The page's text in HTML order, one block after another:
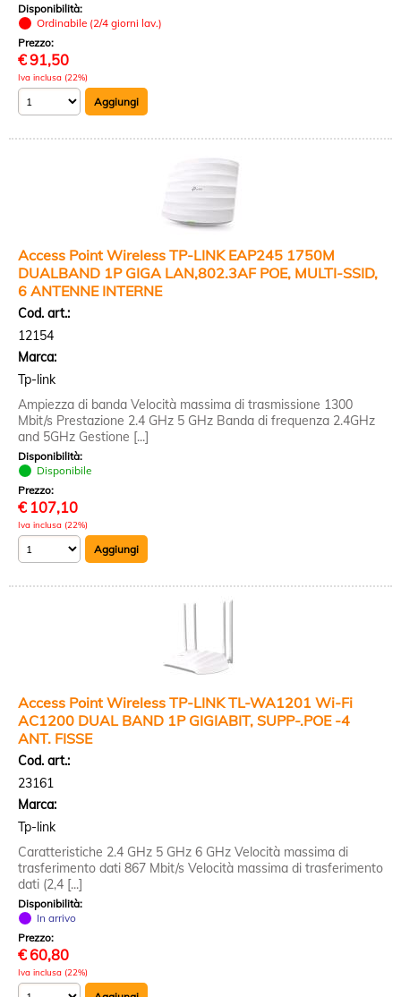
Disponibilità:
Ordinabile (2/4 giorni lav.)
Prezzo:
€91,50
Iva inclusa (22%)
Access Point Wireless TP-LINK EAP245 1750M
DUALBAND 1P GIGA LAN,802.3AF POE, MULTI-SSID,
6 ANTENNE INTERNE
Cod. art.:
12154
Marca:
Tp-link
Ampiezza di banda Velocità massima di trasmissione 1300
Mbit/s Prestazione 2.4 GHz 5 GHz Banda di frequenza 2.4GHz
and 5GHz Gestione [...]
Disponibilità:
Disponibile
Prezzo:
€ 107,10
Iva inclusa (22%)
Access Point Wireless TP-LINK TL-WA1201 Wi-Fi
AC1200 DUAL BAND 1P GIGIABIT, SUPP-.POE -4
ANT. FISSE
Cod. art.:
23161
Marca:
Tp-link
Caratteristiche 2.4 GHz 5 GHz 6 GHz Velocità massima di
trasferimento dati 867 Mbit/s Velocità massima di trasferimento
dati (2,4 [...]
Disponibilità:
In arrivo
Prezzo:
€ 60,80
Iva inclusa (22%)